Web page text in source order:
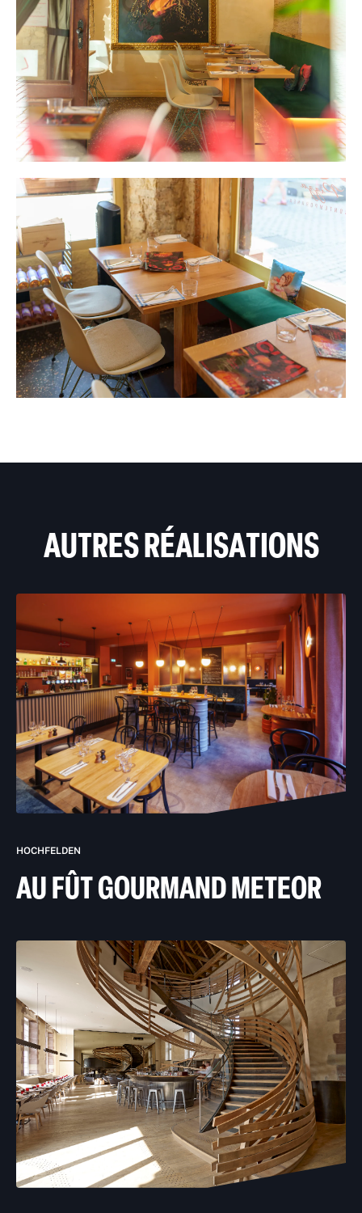
AUTRES RÉALISATIONS
HOCHFELDEN
AU FÛT GOURMAND METEOR